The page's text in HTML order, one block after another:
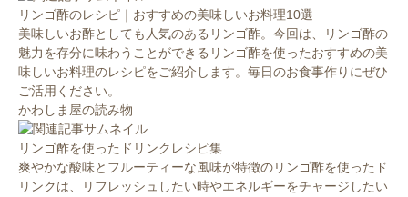
リンゴ酢のレシピ｜おすすめの美味しいお料理10選
美味しいお酢としても人気のあるリンゴ酢。今回は、リンゴ酢の
魅力を存分に味わうことができるリンゴ酢を使ったおすすめの美
味しいお料理のレシピをご紹介します。毎日のお食事作りにぜひ
ご活用ください。
かわしま屋の読み物
リンゴ酢を使ったドリンクレシピ集
爽やかな酸味とフルーティーな風味が特徴のリンゴ酢を使ったド
リンクは、リフレッシュしたい時やエネルギーをチャージしたい